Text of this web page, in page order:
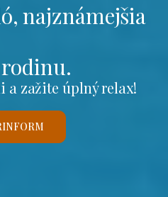
najznámejšia
rodinu.
a zažite úplný relax!